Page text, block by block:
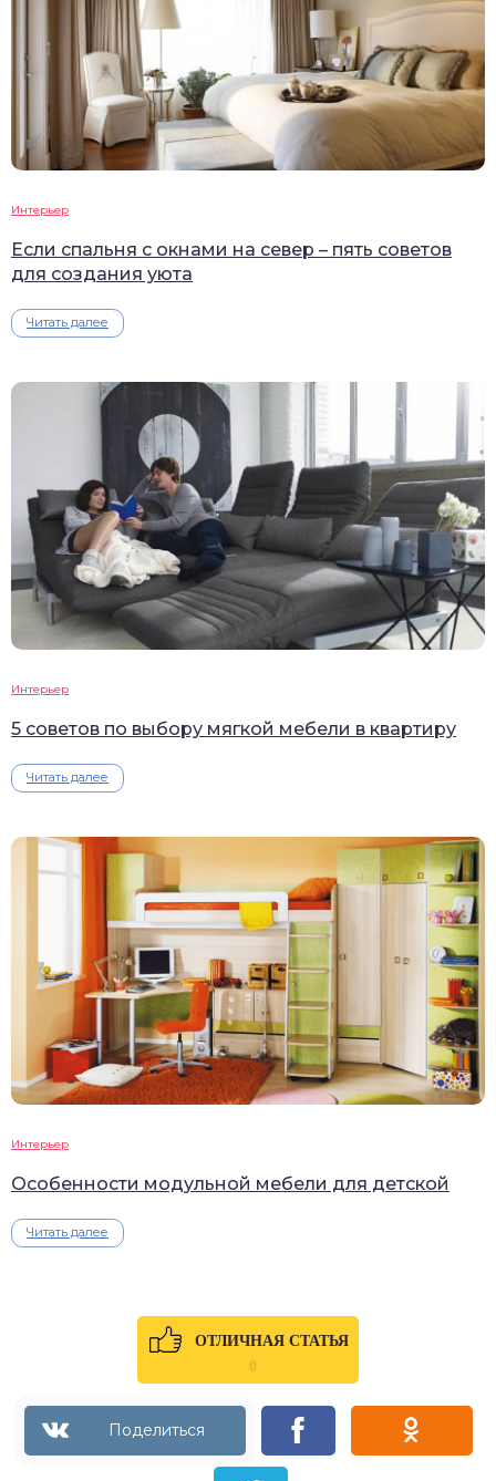
Интерьер
Если спальня с окнами на север – пять советов
для создания уюта
Читать далее
Интерьер
5 советов по выбору мягкой мебели в квартиру
Читать далее
Интерьер
Особенности модульной мебели для детской
Читать далее
ОТЛИЧНАЯ СТАТЬЯ
0